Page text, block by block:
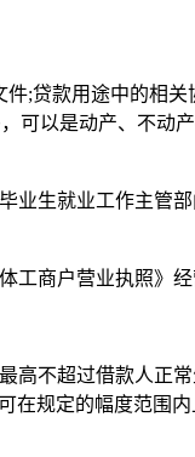
;贷款用途中的相
可以是动产、不动
业生就业工作主管
工商户营业执照》
高不超过借款人正
规定的幅度范围内